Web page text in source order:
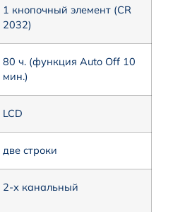
1 кнопочный элемент (CR
2032)
80 ч. (функция Auto Off 10
мин.)
LCD
две строки
2-х канальный